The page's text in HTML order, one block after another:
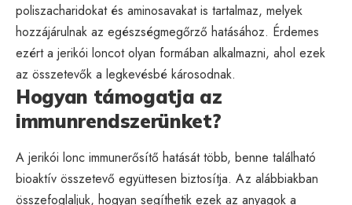
poliszacharidokat és aminosavakat is tartalmaz, melyek
hozzájárulnak az egészségmegőrző hatásához. Érdemes
ezért a jerikói loncot olyan formában alkalmazni, ahol ezek
az összetevők a legkevésbé károsodnak.
Hogyan támogatja az
immunrendszerünket?
A jerikói lonc immunerősítő hatását több, benne található
bioaktív összetevő együttesen biztosítja. Az alábbiakban
összefoglaljuk, hogyan segíthetik ezek az anyagok a